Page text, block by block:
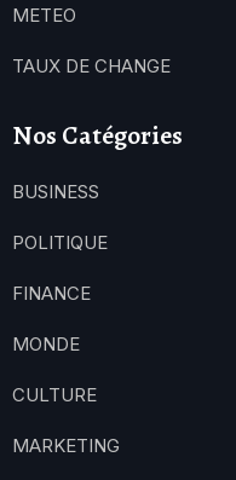
METEO
TAUX DE CHANGE
Nos Catégories
BUSINESS
POLITIQUE
FINANCE
MONDE
CULTURE
MARKETING